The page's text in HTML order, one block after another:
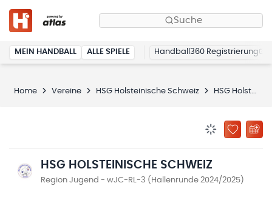
Suche
MEIN HANDBALL ALLE SPIELE Handball360 Registrierung
Home Vereine HSG Holsteinische Schweiz HSG Holsteinische Schweiz
ZU
HSG HOLSTEINISCHE SCHWEIZ
Region Jugend - wJC-RL-3 (Hallenrunde 2024/2025)